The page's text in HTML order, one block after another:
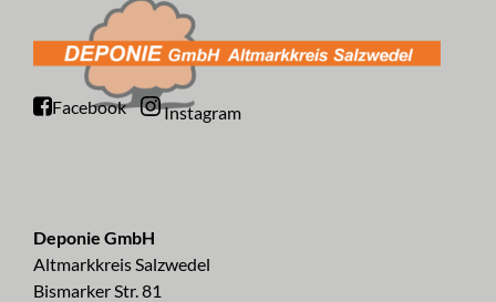
Facebook Instagram
Deponie GmbH
Altmarkkreis Salzwedel
Bismarker Str. 81